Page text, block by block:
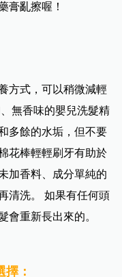
膏亂擦喔！
方式，可以稍微減輕
無香味的嬰兒洗髮精
多餘的水垢，但不要
花棒輕輕刷牙有助於
加香料、成分單純的
清洗。 如果有任何頭
會重新長出來的。
：